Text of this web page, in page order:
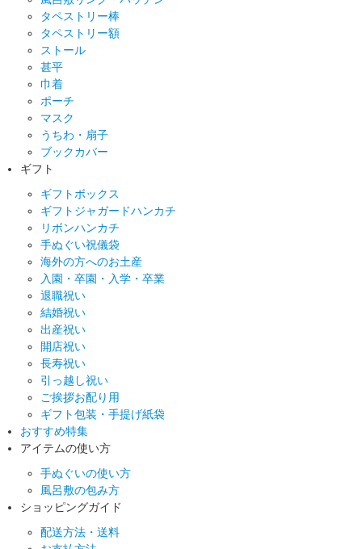
タペストリー棒
タペストリー額
ストール
甚平
巾着
ポーチ
マスク
うちわ・扇子
ブックカバー
ギフト
ギフトボックス
ギフトジャガードハンカチ
リボンハンカチ
手ぬぐい祝儀袋
海外の方へのお土産
入園・卒園・入学・卒業
退職祝い
結婚祝い
出産祝い
開店祝い
長寿祝い
引っ越し祝い
ご挨拶お配り用
ギフト包装・手提げ紙袋
おすすめ特集
アイテムの使い方
手ぬぐいの使い方
風呂敷の包み方
ショッピングガイド
配送方法・送料